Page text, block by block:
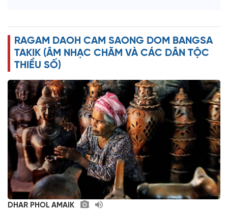
e
o
RAGAM DAOH CAM SAONG DOM BANGSA
TAKIK (ÂM NHẠC CHĂM VÀ CÁC DÂN TỘC
THIỂU SỐ)
DHAR PHOL AMAIK